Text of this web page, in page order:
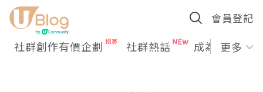
會員登記
社群創作有價企劃 社群熱話 成為U更多